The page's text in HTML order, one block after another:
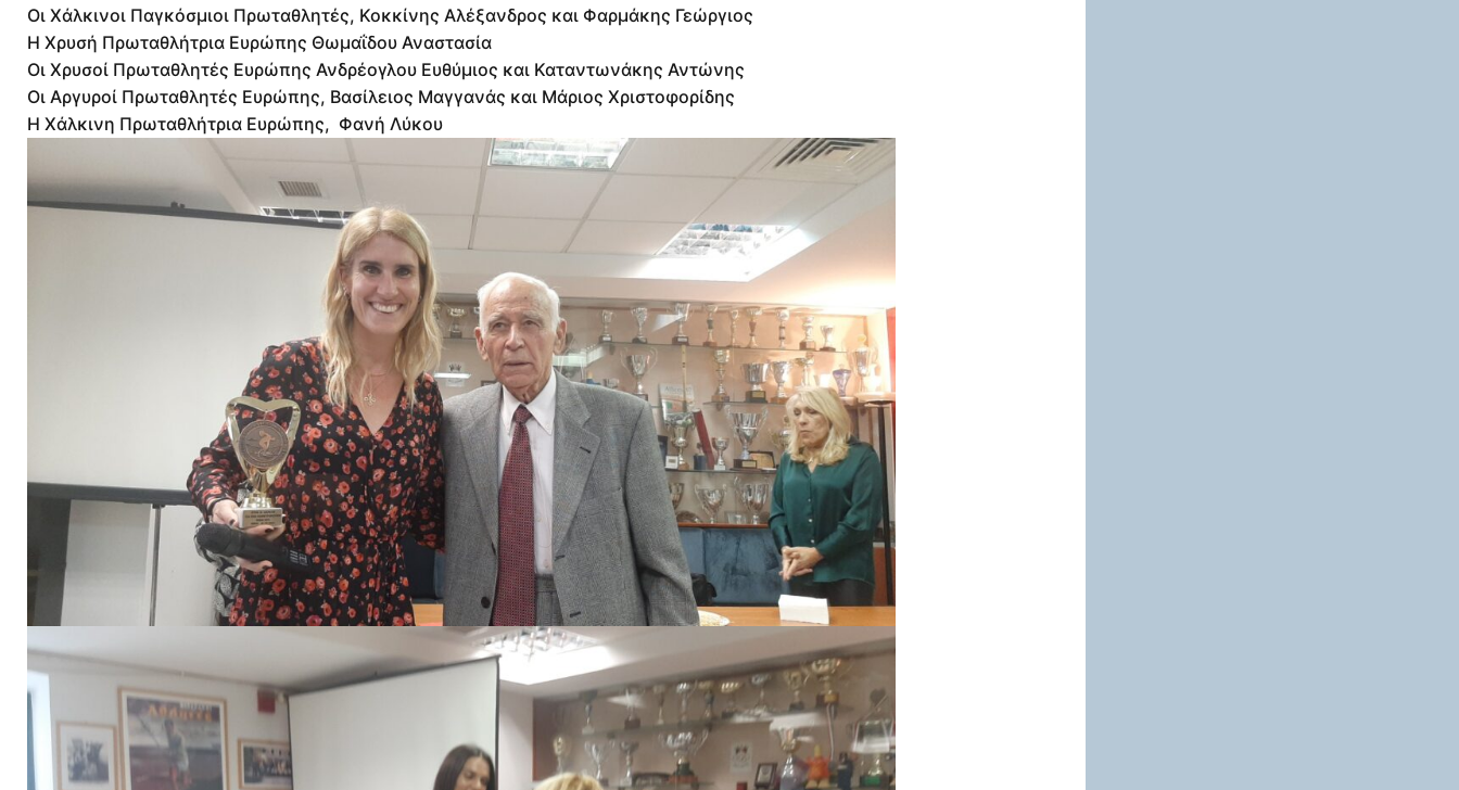
Οι Χάλκινοι Παγκόσμιοι Πρωταθλητές, Κοκκίνης Αλέξανδρος και Φαρμάκης Γεώργιος
Η Χρυσή Πρωταθλήτρια Ευρώπης Θωμαΐδου Αναστασία
Οι Χρυσοί Πρωταθλητές Ευρώπης Ανδρέογλου Ευθύμιος και Καταντωνάκης Αντώνης
Οι Αργυροί Πρωταθλητές Ευρώπης, Βασίλειος Μαγγανάς και Μάριος Χριστοφορίδης
Η Χάλκινη Πρωταθλήτρια Ευρώπης, Φανή Λύκου